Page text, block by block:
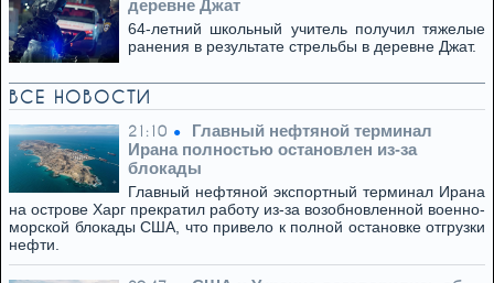
деревне Джат
64-летний школьный учитель получил тяжелые
ранения в результате стрельбы в деревне Джат.
ВСЕ НОВОСТИ
21:10
Главный нефтяной терминал
Ирана полностью остановлен из-за
блокады
Главный нефтяной экспортный терминал Ирана
на острове Харг прекратил работу из-за возобновленной военно-
морской блокады США, что привело к полной остановке отгрузки
нефти.